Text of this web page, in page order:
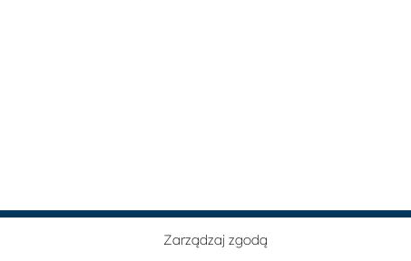
Zarządzaj zgodą
Archiwum Instytutu Turystyki (wersja beta)